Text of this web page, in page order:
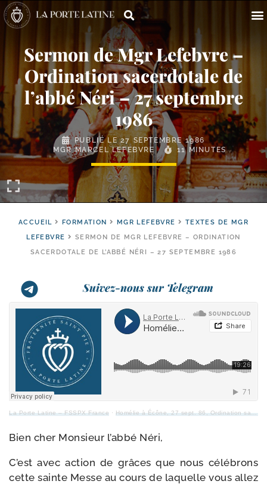
Sermon de Mgr Lefebvre –
Ordination sacerdotale de
l’abbé Néri – 27 septembre
1986
PUBLIÉ LE27 SEPTEMBRE 1986
MGR MARCEL LEFEBVRE
11 MINUTES
ACCUEIL FORMATION MGR LEFEBVRE
TEXTES DE MGR
LEFEBVRE
SERMON DE MGR LEFEBVRE – ORDINATION
SACERDOTALE DE L’ABBÉ NÉRI – 27 SEPTEMBRE 1986
Suivez-nous sur Telegram
La Porte Latine – FSSPX France · Homélie à Écône, 27 sept. 86, Ordination sacer­do­tale de l’ab­bé Nély
Bien cher Monsieur l’ab­bé Néri,
C’est avec action de grâces que nous célé­brons
cette sainte Messe au cours de laquelle vous allez